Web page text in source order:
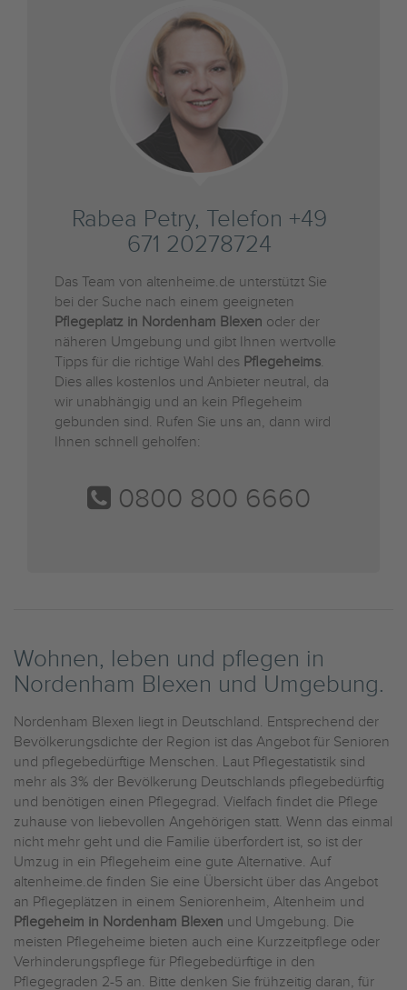
Rabea Petry, Telefon +49
671 20278724
Das Team von altenheime.de unterstützt Sie
bei der Suche nach einem geeigneten
Pflegeplatz in Nordenham Blexen oder der
näheren Umgebung und gibt Ihnen wertvolle
Tipps für die richtige Wahl des Pflegeheims.
Dies alles kostenlos und Anbieter neutral, da
wir unabhängig und an kein Pflegeheim
gebunden sind. Rufen Sie uns an, dann wird
Ihnen schnell geholfen:
0800 800 6660
Wohnen, leben und pflegen in
Nordenham Blexen und Umgebung.
Nordenham Blexen liegt in Deutschland. Entsprechend der
Bevölkerungsdichte der Region ist das Angebot für Senioren
und pflegebedürftige Menschen. Laut Pflegestatistik sind
mehr als 3% der Bevölkerung Deutschlands pflegebedürftig
und benötigen einen Pflegegrad. Vielfach findet die Pflege
zuhause von liebevollen Angehörigen statt. Wenn das einmal
nicht mehr geht und die Familie überfordert ist, so ist der
Umzug in ein Pflegeheim eine gute Alternative. Auf
altenheime.de finden Sie eine Übersicht über das Angebot
an Pflegeplätzen in einem Seniorenheim, Altenheim und
Pflegeheim in Nordenham Blexen und Umgebung. Die
meisten Pflegeheime bieten auch eine Kurzzeitpflege oder
Verhinderungspflege für Pflegebedürftige in den
Pflegegraden 2-5 an. Bitte denken Sie frühzeitig daran, für